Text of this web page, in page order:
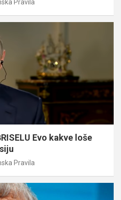
Pravila
Evo kakve loše
Pravila